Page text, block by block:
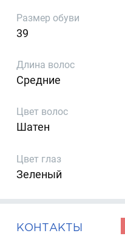
Размер обуви
39
Длина волос
Средние
Цвет волос
Шатен
Цвет глаз
Зеленый
КОНТАКТЫ